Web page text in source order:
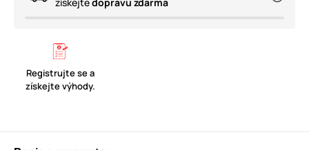
získejtedopravu zdarma
Registrujte se a
získejte výhody.